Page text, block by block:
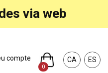
via web
CA ES
compte
0